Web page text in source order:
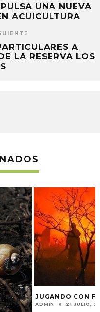
UNA NUEVA
ACUICULTURA
A
LA RESERVA LOS
JUGANDO CON
ADMIN 21 JULIO,